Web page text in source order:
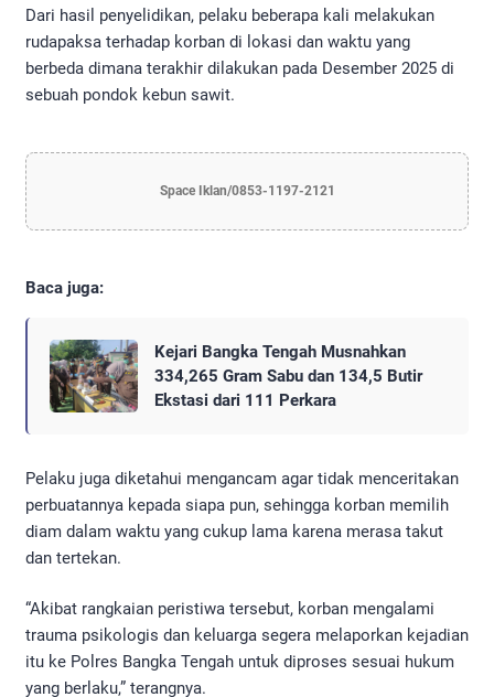
Dari hasil penyelidikan, pelaku beberapa kali melakukan
rudapaksa terhadap korban di lokasi dan waktu yang
berbeda dimana terakhir dilakukan pada Desember 2025 di
sebuah pondok kebun sawit.
Space Iklan/0853-1197-2121
Baca juga:
Kejari Bangka Tengah Musnahkan
334,265 Gram Sabu dan 134,5 Butir
Ekstasi dari 111 Perkara
Pelaku juga diketahui mengancam agar tidak menceritakan
perbuatannya kepada siapa pun, sehingga korban memilih
diam dalam waktu yang cukup lama karena merasa takut
dan tertekan.
“Akibat rangkaian peristiwa tersebut, korban mengalami
trauma psikologis dan keluarga segera melaporkan kejadian
itu ke Polres Bangka Tengah untuk diproses sesuai hukum
yang berlaku,” terangnya.